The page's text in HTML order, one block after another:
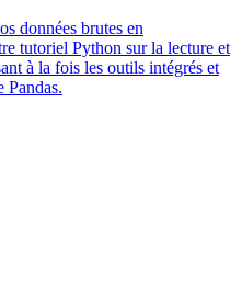
données brutes en
tutoriel Python sur la lecture et
à la fois les outils intégrés et
Pandas.